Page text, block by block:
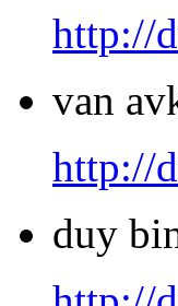
http://
van
http://
duy